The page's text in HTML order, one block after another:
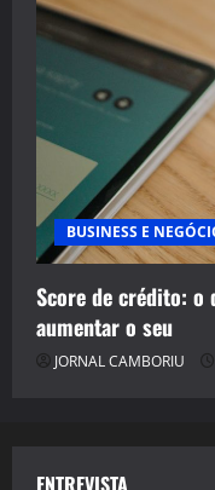
BUSINESS E
Score de crédito: o
aumentar o seu
JORNAL CAMBORIU